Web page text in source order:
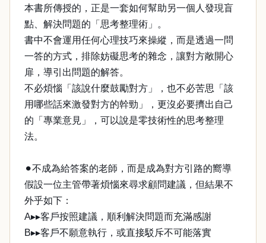
本書所傳授的，正是一套如何幫助另一個人發現盲
點、解決問題的「思考整理術」。
書中不會運用任何心理技巧來操縱，而是透過一問
一答的方式，排除妨礙思考的雜念，讓對方敞開心
扉，導引出問題的解答。
不必煩惱「該說什麼鼓勵對方」，也不必苦思「該
用哪些話來激發對方的幹勁」，更沒必要擠出自己
的「專業意見」，可以說是零技術性的思考整理
法。
⚫︎不成為給答案的老師，而是成為對方引路的嚮導
假設一位主管帶著煩惱來尋求顧問建議，但結果不
外乎如下：
A▸▸客戶按照建議，順利解決問題而充滿感謝
B▸▸客戶不願意執行，或直接駁斥不可能落實